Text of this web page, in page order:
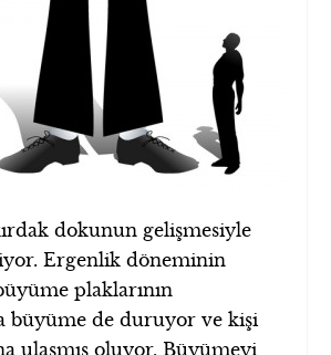
dokunun gelişmesiyle
Ergenlik döneminin
plaklarının
büyüme de duruyor ve kişi
ulaşmış oluyor. Büyümeyi